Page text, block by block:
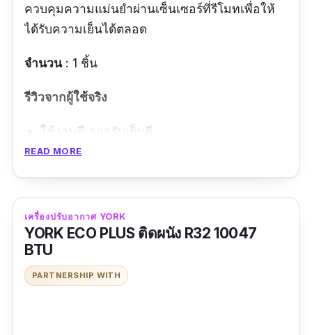
ควบคุมความแม่นยำผ่านเซ็นเซอร์ที่รีโมทเพื่อให้
ได้รับความเย็นได้ตลอด
จำนวน: 1 ชิ้น
รีวิวจากผู้ใช้จริง
ใช้งานดีเลยครับเย็นดี
ทำความเย็นดีค่ะ
มีขนาด 12000 btu ราคาประหยัด
มีระบบ Self Cleaning ทำความสะอาดตัวเอง
อัตโนมัติ ลดการเกิดเชื้อราและกลิ่นอับ
READ MORE
เครื่องปรับอากาศ YORK
YORK ECO PLUS ติดผนัง R32 10047
BTU
PARTNERSHIP WITH